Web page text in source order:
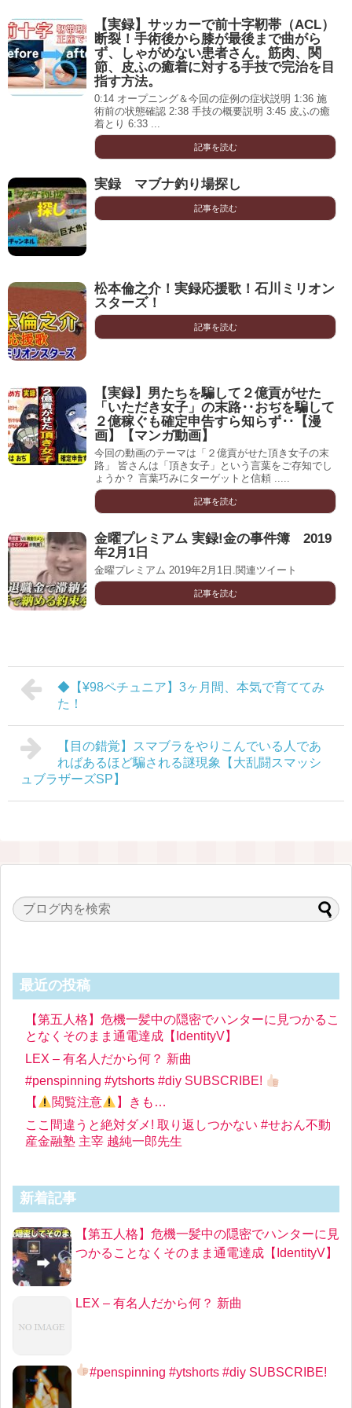
【実録】サッカーで前十字靭帯（ACL）
断裂！手術後から膝が最後まで曲がら
ず、しゃがめない患者さん。筋肉、関
節、皮ふの癒着に対する手技で完治を目
指す方法。
0:14 オープニング＆今回の症例の症状説明 1:36 施
術前の状態確認 2:38 手技の概要説明 3:45 皮ふの癒
着とり 6:33 ...
記事を読む
実録 マブナ釣り場探し
記事を読む
松本倫之介！実録応援歌！石川ミリオン
スターズ！
記事を読む
【実録】男たちを騙して２億貢がせた
「いただき女子」の末路‥おぢを騙して
２億稼ぐも確定申告すら知らず‥【漫
画】【マンガ動画】
今回の動画のテーマは「２億貢がせた頂き女子の末
路」 皆さんは「頂き女子」という言葉をご存知でし
ょうか？ 言葉巧みにターゲットと信頼 .....
記事を読む
金曜プレミアム 実録!金の事件簿 2019
年2月1日
金曜プレミアム 2019年2月1日.関連ツイート
記事を読む
◆【¥98ペチュニア】3ヶ月間、本気で育ててみ
た！
【目の錯覚】スマブラをやりこんでいる人であ
ればあるほど騙される謎現象【大乱闘スマッシ
ュブラザーズSP】
最近の投稿
【第五人格】危機一髪中の隠密でハンターに見つかるこ
となくそのまま通電達成【IdentityV】
LEX – 有名人だから何？ 新曲
#penspinning #ytshorts #diy SUBSCRIBE!
【
閲覧注意
】きも…
ここ間違うと絶対ダメ! 取り返しつかない #せおん不動
産金融塾 主宰 越純一郎先生
新着記事
【第五人格】危機一髪中の隠密でハンターに見
つかることなくそのまま通電達成【IdentityV】
LEX – 有名人だから何？ 新曲
#penspinning #ytshorts #diy SUBSCRIBE!